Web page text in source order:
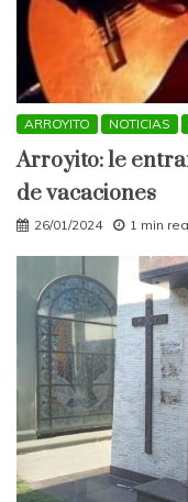
ARROYITO NOTICIAS
Arroyito: le
de vacaciones
26/01/2024 1 min